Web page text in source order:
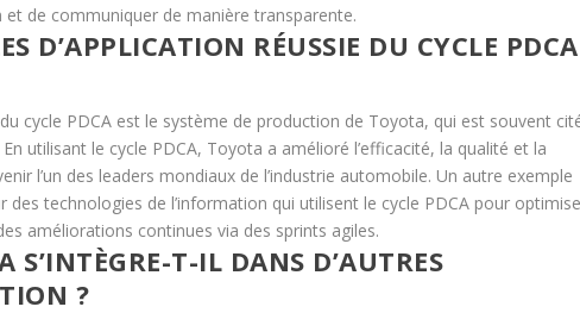
et de communiquer de manière transparente.
D’APPLICATION RÉUSSIE DU CYCLE PDCA
cycle PDCA est le système de production de Toyota, qui est souvent
utilisant le cycle PDCA, Toyota a amélioré l’efficacité, la qualité et la
l’un des leaders mondiaux de l’industrie automobile. Un autre exemple
des technologies de l’information qui utilisent le cycle PDCA pour
améliorations continues via des sprints agiles.
S’INTÈGRE-T-IL DANS D’AUTRES
?